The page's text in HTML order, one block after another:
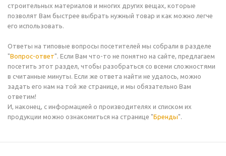
строительных материалов и многих других вещах, которые
позволят Вам быстрее выбрать нужный товар и как можно легче
его использовать.
Ответы на типовые вопросы посетителей мы собрали в разделе
"Вопрос-ответ". Если Вам что-то не понятно на сайте, предлагаем
посетить этот раздел, чтобы разобраться со всеми сложностями
в считанные минуты. Если же ответа найти не удалось, можно
задать его нам на той же странице, и мы обязательно Вам
ответим!
И, наконец, с информацией о производителях и списком их
продукции можно ознакомиться на странице "Бренды".